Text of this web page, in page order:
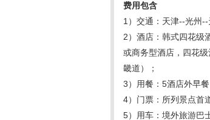
费用包含
1）交通：天津--光州
2）酒店：韩式四花级
或商务型酒店，四花
畿道）；
3）用餐：5酒店外早
4）门票：所列景点首
5）用车：境外旅游巴